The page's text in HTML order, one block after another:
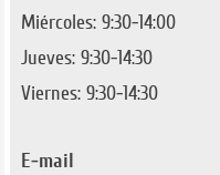
Miércoles: 9:30-14:00
Jueves: 9:30-14:30
Viernes: 9:30-14:30
E-mail